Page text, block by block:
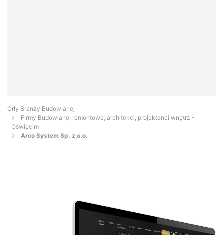
Orły Branży Budowlanej
Firmy Budowlane, remontowe, architekci, projektanci wnętrz -
Oświęcim
Arco System Sp. z o.o.